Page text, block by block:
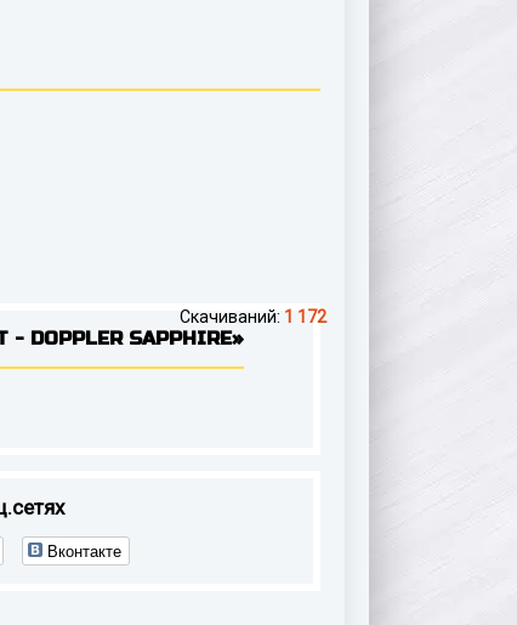
Скачиваний: 1 172
DOPPLER SAPPHIRE»
Вконтакте